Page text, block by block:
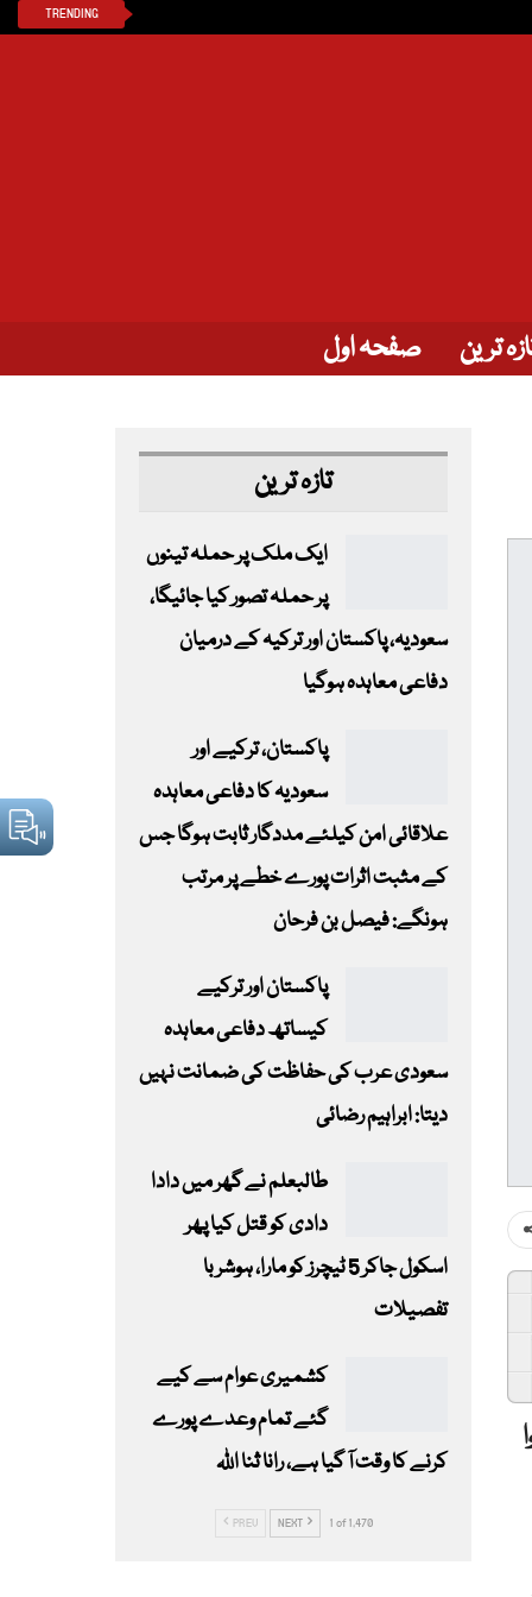
TRENDING
صفحہ اول ترین
تازہ ترین
ایک ملک پر حملہ تینوں
پر حملہ تصور کیا جائیگا،
سعودیہ، پاکستان اور ترکیہ کے درمیان
دفاعی معاہدہ ہوگیا
پاکستان، ترکیے اور
سعودیہ کا دفاعی معاہدہ
علاقائی امن کیلئے مددگار ثابت ہوگا جس
کے مثبت اثرات پورے خطے پر مرتب
ہونگے: فیصل بن فرحان
پاکستان اور ترکیے
کیساتھ دفاعی معاہدہ
سعودی عرب کی حفاظت کی ضمانت نہیں
دیتا: ابراہیم رضائی
طالبعلم نے گھر میں دادا
دادی کو قتل کیا پھر
اسکول جاکر 5 ٹیچرز کو مارا، ہوشربا
تفصیلات
کشمیری عوام سے کیے
گئے تمام وعدے پورے
کرنے کا وقت آ گیا ہے، رانا ثنا اللہ
PREV NEXT 1 of 1,470